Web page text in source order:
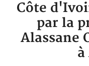
Côte
par la
Alassane
à